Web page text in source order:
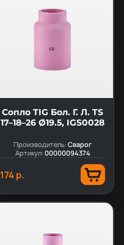
Сопло TIG Бол. Г. Л. TS
17–18–26 Ø19.5, IGS0028
Производитель:Сварог
Артикул:00000094374
174 р.